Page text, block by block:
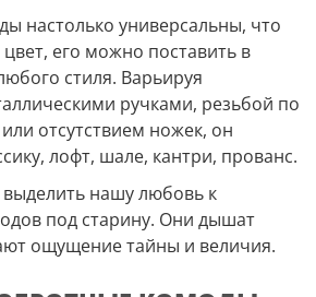
настолько универсальны, что
его можно поставить в
стиля. Варьируя
ручками, резьбой по
отсутствием ножек, он
лофт, шале, кантри, прованс.
выделить нашу любовь к
под старину. Они дышат
ощущение тайны и величия.